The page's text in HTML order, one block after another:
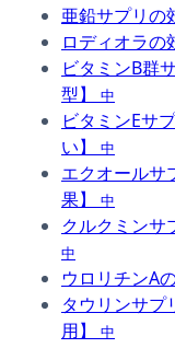
亜鉛サプリの
ロディオラの
ビタミンB群
型】
中
ビタミンEサ
い】
中
エクオールサ
果】
中
クルクミンサ
中
ウロリチンA
タウリンサプ
用】
中